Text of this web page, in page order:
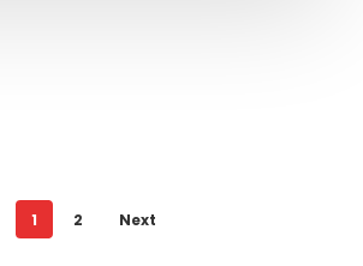
1 2 Next